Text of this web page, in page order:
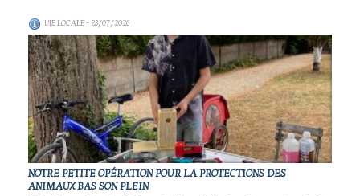
VIE LOCALE- 28/07/2026
NOTRE PETITE OPÉRATION POUR LA PROTECTIONS DES
ANIMAUX BAS SON PLEIN